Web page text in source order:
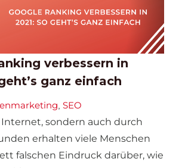
verbessern in
ganz einfach
SEO
sondern auch durch
erhalten viele Menschen
falschen Eindruck darüber, wie